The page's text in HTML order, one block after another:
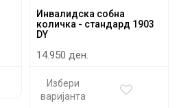
Инвалидска собна
количка - стандард 1903
DY
14.950 ден.
Избери
варијанта